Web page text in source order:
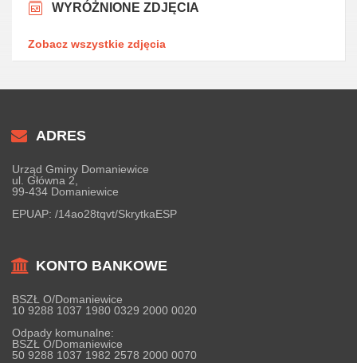
WYRÓŻNIONE ZDJĘCIA
Zobacz wszystkie zdjęcia
ADRES
Urząd Gminy Domaniewice
ul. Główna 2,
99-434 Domaniewice
EPUAP: /14ao28tqvt/SkrytkaESP
KONTO BANKOWE
BSZŁ O/Domaniewice
10 9288 1037 1980 0329 2000 0020
Odpady komunalne:
BSZŁ O/Domaniewice
50 9288 1037 1982 2578 2000 0070